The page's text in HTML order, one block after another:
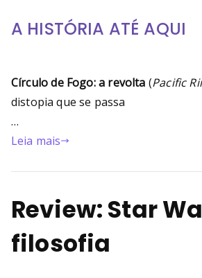
A HISTÓRIA ATÉ AQUI
Círculo de Fogo: a revolta (Pacific
distopia que se passa
…
Leia mais
Review: Star
filosofia